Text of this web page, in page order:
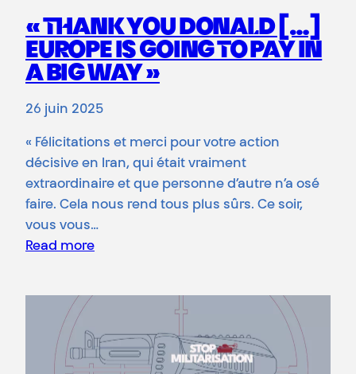
« THANK YOU DONALD […]
EUROPE IS GOING TO PAY IN
A BIG WAY »
26 juin 2025
« Félicitations et merci pour votre action
décisive en Iran, qui était vraiment
extraordinaire et que personne d’autre n’a osé
faire. Cela nous rend tous plus sûrs. Ce soir,
vous vous…
Read more